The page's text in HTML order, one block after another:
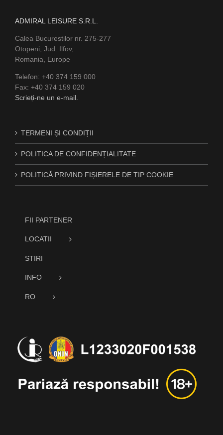
ADMIRAL LEISURE S.R.L.
Calea Bucurestilor nr. 275-277
Otopeni, Jud. Ilfov,
Romania, Europe
Telefon: +40 374 159 000
Fax: +40 374 159 020
Scrieți-ne un e-mail.
TERMENI ȘI CONDIȚII
POLITICA DE CONFIDENȚIALITATE
POLITICĂ PRIVIND FIȘIERELE DE TIP COOKIE
FII PARTENER
LOCATII
STIRI
INFO
RO